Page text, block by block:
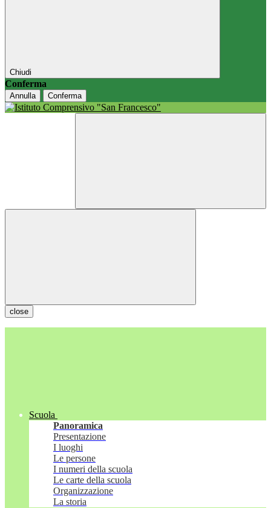
Chiudi
Conferma
Annulla Conferma
close
Scuola
Panoramica
Presentazione
I luoghi
Le persone
I numeri della scuola
Le carte della scuola
Organizzazione
La storia